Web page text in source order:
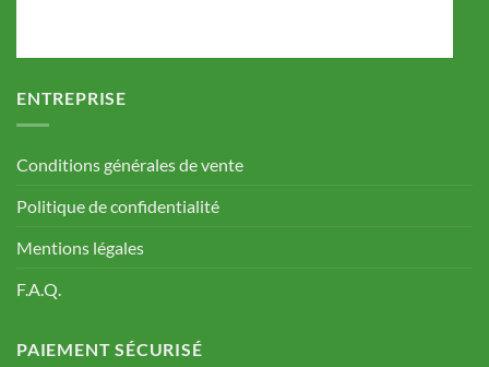
ENTREPRISE
Conditions générales de vente
Politique de confidentialité
Mentions légales
F.A.Q.
PAIEMENT SÉCURISÉ